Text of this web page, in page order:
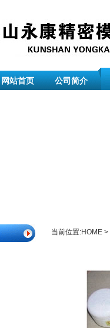
网站首页 公司简介
当前位置:HOME >